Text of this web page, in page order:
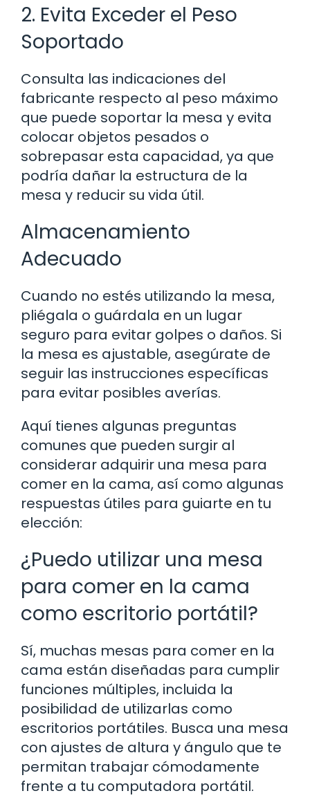
2. Evita Exceder el Peso
Soportado
Consulta las indicaciones del
fabricante respecto al peso máximo
que puede soportar la mesa y evita
colocar objetos pesados o
sobrepasar esta capacidad, ya que
podría dañar la estructura de la
mesa y reducir su vida útil.
Almacenamiento
Adecuado
Cuando no estés utilizando la mesa,
pliégala o guárdala en un lugar
seguro para evitar golpes o daños. Si
la mesa es ajustable, asegúrate de
seguir las instrucciones específicas
para evitar posibles averías.
Aquí tienes algunas preguntas
comunes que pueden surgir al
considerar adquirir una mesa para
comer en la cama, así como algunas
respuestas útiles para guiarte en tu
elección:
¿Puedo utilizar una mesa
para comer en la cama
como escritorio portátil?
Sí, muchas mesas para comer en la
cama están diseñadas para cumplir
funciones múltiples, incluida la
posibilidad de utilizarlas como
escritorios portátiles. Busca una mesa
con ajustes de altura y ángulo que te
permitan trabajar cómodamente
frente a tu computadora portátil.